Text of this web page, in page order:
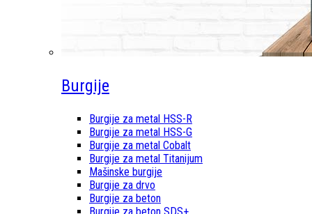
Burgije
Burgije za metal HSS-R
Burgije za metal HSS-G
Burgije za metal Cobalt
Burgije za metal Titanijum
Mašinske burgije
Burgije za drvo
Burgije za beton